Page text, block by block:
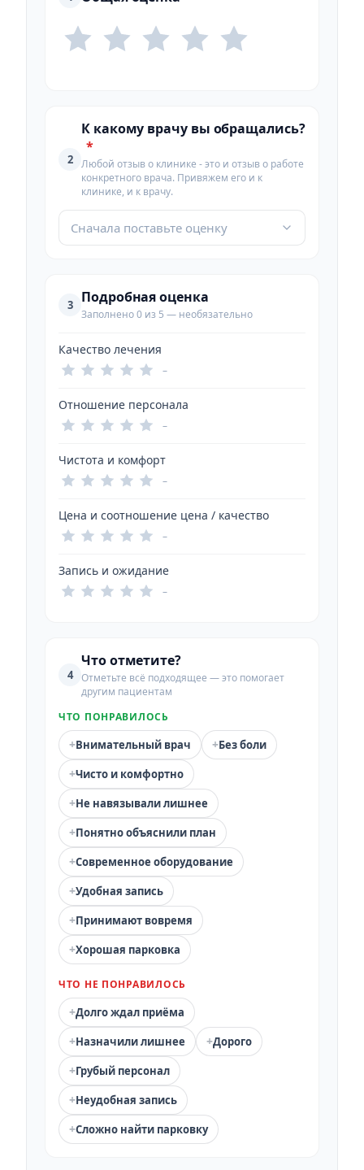
2
К какому врачу вы обращались?
*
Любой отзыв о клинике - это и отзыв о работе
конкретного врача. Привяжем его и к
клинике, и к врачу.
Сначала поставьте оценку
3 Подробная оценка
Заполнено 0 из 5 — необязательно
Качество лечения
–
Отношение персонала
–
Чистота и комфорт
–
Цена и соотношение цена / качество
–
Запись и ожидание
–
4
Что отметите?
Отметьте всё подходящее — это помогает
другим пациентам
ЧТО ПОНРАВИЛОСЬ
+Внимательный врач +Без боли
+Чисто и комфортно
+Не навязывали лишнее
+Понятно объяснили план
+Современное оборудование
+Удобная запись
+Принимают вовремя
+Хорошая парковка
ЧТО НЕ ПОНРАВИЛОСЬ
+Долго ждал приёма
+Назначили лишнее +Дорого
+Грубый персонал
+Неудобная запись
+Сложно найти парковку